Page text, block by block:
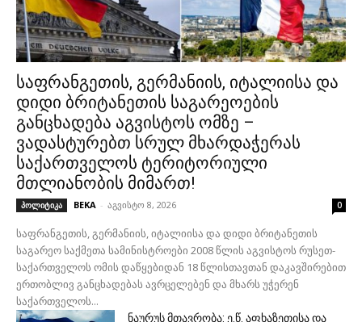
საფრანგეთის, გერმანიის, იტალიისა და
დიდი ბრიტანეთის საგარეოების
განცხადება აგვისტოს ომზე –
ვადასტურებთ სრულ მხარდაჭერას
საქართველოს ტერიტორიული
მთლიანობის მიმართ!
პოლიტიკა BEKA - აგვისტო 8, 2026 0
საფრანგეთის, გერმანიის, იტალიისა და დიდი ბრიტანეთის
საგარეო საქმეთა სამინისტროები 2008 წლის აგვისტოს რუსეთ-
საქართველოს ომის დაწყებიდან 18 წლისთავთან დაკავშირებით
ერთობლივ განცხადებას ავრცელებენ და მხარს უჭერენ
საქართველოს...
ნაურუს მთავრობა: ე.წ. აფხაზეთისა და